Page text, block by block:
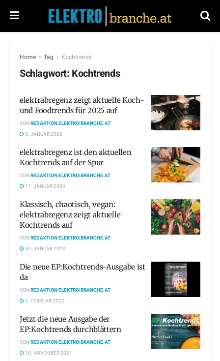
Home Tag Kochtrends
Schlagwort: Kochtrends
elektrabregenz zeigt aktuelle Koch-
und Foodtrends für 2025 auf
VONREDAKTION ELEKTRO|BRANCHE.AT
8. JANUAR 2025
elektrabregenz ist den aktuellen
Kochtrends auf der Spur
VONREDAKTION ELEKTRO|BRANCHE.AT
17. JANUAR 2024
Klassisch, chaotisch, vegan:
elektrabregenz zeigt aktuelle
Kochtrends auf
VONREDAKTION ELEKTRO|BRANCHE.AT
30. JANUAR 2023
Die neue EP:Kochtrends-Ausgabe ist
da
VONREDAKTION ELEKTRO|BRANCHE.AT
3. FEBRUAR 2022
Jetzt die neue Ausgabe der
EP:Kochtrends durchblättern
VONREDAKTION ELEKTRO|BRANCHE.AT
18. NOVEMBER 2021